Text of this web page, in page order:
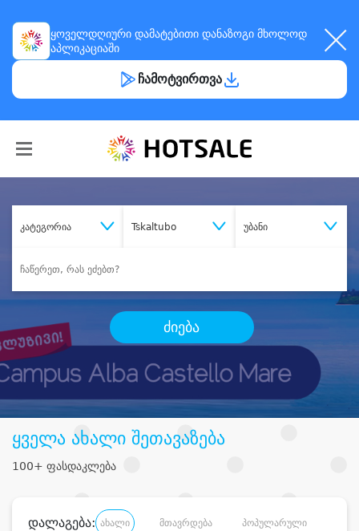
ყოველდღიური დამატებითი დანაზოგი მხოლოდ
აპლიკაციაში
ჩამოტვირთვა
კატეგორია Tskaltubo უბანი
ძიება
ყველა ახალი შეთავაზება
100+ ფასდაკლება
დალაგება: ახალი მთავრდება პოპულარული